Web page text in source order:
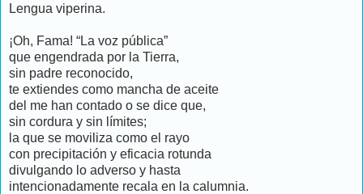
Lengua viperina.
¡Oh, Fama! “La voz pública”
que engendrada por la Tierra,
sin padre reconocido,
te extiendes como mancha de aceite
del me han contado o se dice que,
sin cordura y sin límites;
la que se moviliza como el rayo
con precipitación y eficacia rotunda
divulgando lo adverso y hasta
intencionadamente recala en la calumnia.